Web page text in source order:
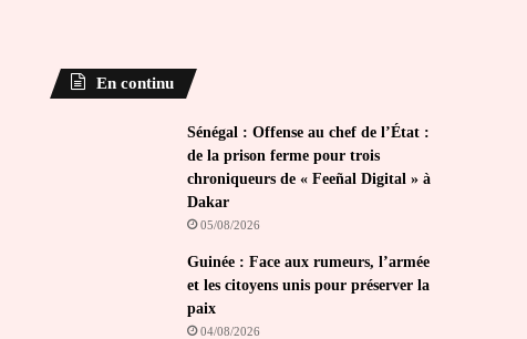
En continu
Sénégal : Offense au chef de l’État :
de la prison ferme pour trois
chroniqueurs de « Feeñal Digital » à
Dakar
05/08/2026
Guinée : Face aux rumeurs, l’armée
et les citoyens unis pour préserver la
paix
04/08/2026